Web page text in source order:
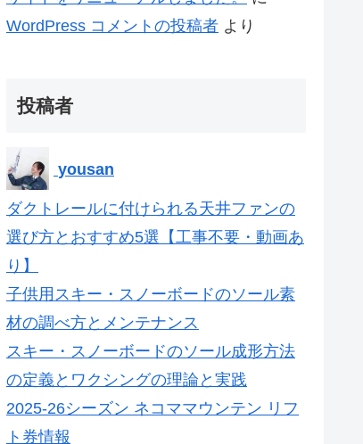
WordPress コメントの投稿者 より
投稿者
yousan
ダクトレールに付けられる天井ファンの
選び方とおすすめ5選【工事不要・動画あ
り】
子供用スキー・スノーボードのソール素
材の調べ方とメンテナンス
スキー・スノーボードのソール成形方法
の定義とワクシングの理論と実践
2025-26シーズン ネコママウンテン リフ
ト券情報